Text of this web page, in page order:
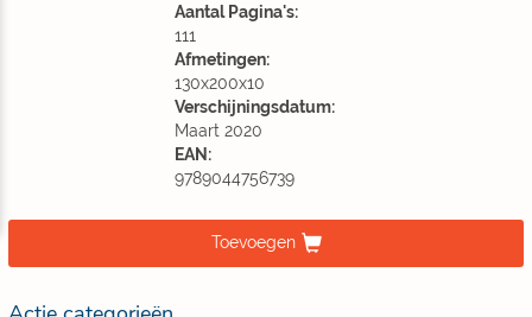
Aantal Pagina's:
111
Afmetingen:
130x200x10
Verschijningsdatum:
Maart 2020
EAN:
9789044756739
Toevoegen